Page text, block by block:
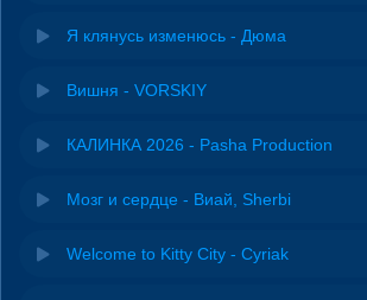
Я клянусь изменюсь - Дюма
Вишня - VORSKIY
КАЛИНКА 2026 - Pasha Production
Мозг и сердце - Виай, Sherbi
Welcome to Kitty City - Cyriak